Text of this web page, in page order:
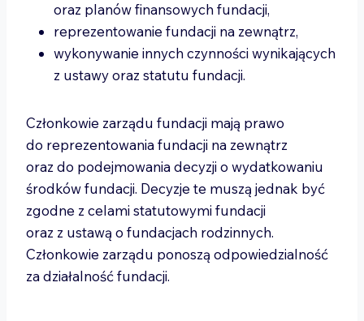
oraz planów finansowych fundacji,
reprezentowanie fundacji na zewnątrz,
wykonywanie innych czynności wynikających
z ustawy oraz statutu fundacji.
Członkowie zarządu fundacji mają prawo
do reprezentowania fundacji na zewnątrz
oraz do podejmowania decyzji o wydatkowaniu
środków fundacji. Decyzje te muszą jednak być
zgodne z celami statutowymi fundacji
oraz z ustawą o fundacjach rodzinnych.
Członkowie zarządu ponoszą odpowiedzialność
za działalność fundacji.